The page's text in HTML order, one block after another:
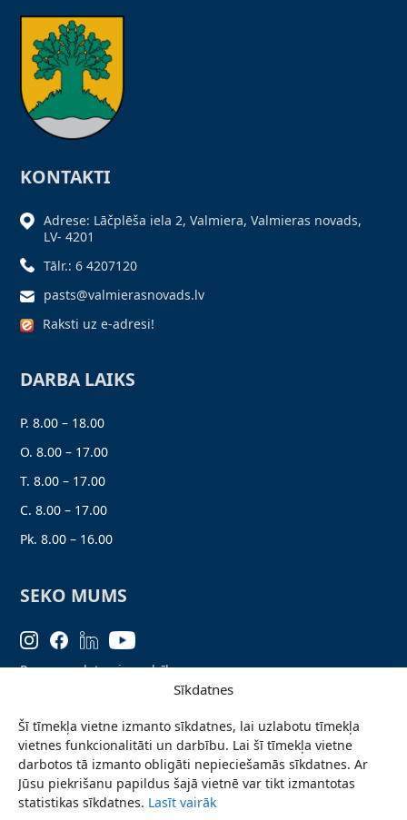
Sīkdatnes
Šī tīmekļa vietne izmanto sīkdatnes, lai uzlabotu tīmekļa
vietnes funkcionalitāti un darbību. Lai šī tīmekļa vietne
darbotos tā izmanto obligāti nepieciešamās sīkdatnes. Ar
Jūsu piekrišanu papildus šajā vietnē var tikt izmantotas
statistikas sīkdatnes. Lasīt vairāk
KONTAKTI
Adrese: Lāčplēša iela 2, Valmiera, Valmieras novads,
LV- 4201
Tālr.: 6 4207120
pasts@valmierasnovads.lv
Raksti uz e-adresi!
DARBA LAIKS
P. 8.00 – 18.00
O. 8.00 – 17.00
T. 8.00 – 17.00
C. 8.00 – 17.00
Pk. 8.00 – 16.00
SEKO MUMS
Personas datu aizsardzība
Ziņo par problēmu
Pieteikties jaunumiem
Piekļūstamības paziņojums